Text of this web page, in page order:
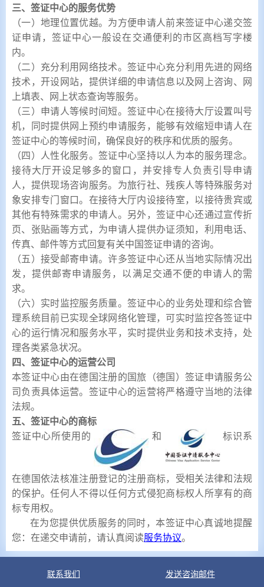
三、签证中心的服务优势
（一）地理位置优越。为方便申请人前来签证中心递交签
证申请，签证中心一般设在交通便利的市区高档写字楼
内。
（二）充分利用网络技术。签证中心充分利用先进的网络
技术，开设网站，提供详细的申请信息以及网上咨询、网
上填表、网上状态查询等服务。
（三）申请人等候时间短。签证中心在接待大厅设置叫号
机，同时提供网上预约申请服务，能够有效缩短申请人在
签证中心的等候时间，确保良好的秩序和优质的服务。
（四）人性化服务。签证中心坚持以人为本的服务理念。
接待大厅开设足够多的窗口，并安排专人负责引导申请
人，提供现场咨询服务。为旅行社、残疾人等特殊服务对
象安排专门窗口。在接待大厅内设接待室，以接待贵宾或
其他有特殊需求的申请人。另外，签证中心还通过宣传折
页、张贴画等方式，为申请人提供办证须知，利用电话、
传真、邮件等方式回复有关中国签证申请的咨询。
（五）接受邮寄申请。许多签证中心还从当地实际情况出
发，提供邮寄申请服务，以满足交通不便的申请人的需
求。
（六）实时监控服务质量。签证中心的业务处理和综合管
理系统目前已实现全球网络化管理，可实时监控各签证中
心的运行情况和服务水平，实时提供业务和技术支持，处
理各类紧急状况。
四、签证中心的运营公司
本签证中心由在德国注册的国旅（德国）签证申请服务公
司负责具体运营。签证中心的运营将严格遵守当地的法律
法规。
五、签证中心的商标
签证中心所使用的
和 标识系
在德国依法核准注册登记的注册商标，受相关法律和法规
的保护。任何人不得以任何方式侵犯商标权人所享有的商
标专用权。
在为您提供优质服务的同时，本签证中心真诚地提醒
您：在递交申请前，请认真阅读服务协议。
联系我们 发送咨询邮件